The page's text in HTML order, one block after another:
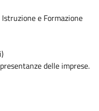
e Formazione
delle imprese.